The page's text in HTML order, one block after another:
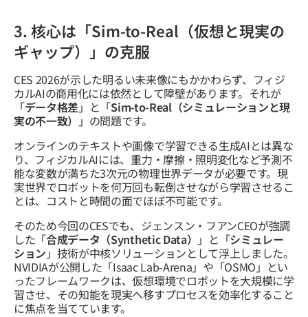
3. 核心は「Sim-to-Real（仮想と現実の
ギャップ）」の克服
CES 2026が示した明るい未来像にもかかわらず、フィジ
カルAIの商用化には依然として障壁があります。それが
「データ格差 」と「Sim-to-Real（シミュレーションと現
実の不一致） 」の問題です。
オンラインのテキストや画像で学習できる生成AIとは異な
り、フィジカルAIには、重力・摩擦・照明変化など予測不
能な変数が満ちた3次元の物理世界データが必要です。現
実世界でロボットを何万回も転倒させながら学習させるこ
とは、コストと時間の面でほぼ不可能です。
そのため今回のCESでも、ジェンスン・フアンCEOが強調
した「合成データ（Synthetic Data） 」と「シミュレー
ション 」技術が中核ソリューションとして浮上しました。
NVIDIAが公開した「Isaac Lab-Arena」や「OSMO」とい
ったフレームワークは、仮想環境でロボットを大規模に学
習させ、その知能を現実へ移すプロセスを効率化すること
に焦点を当てています。